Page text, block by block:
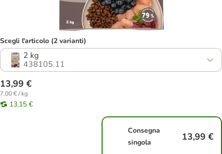
Scegli l'articolo (2 varianti)
2 kg
438105.11
13,99 €
7,00 € / kg
13,15 €
Consegna
singola
13,99 €